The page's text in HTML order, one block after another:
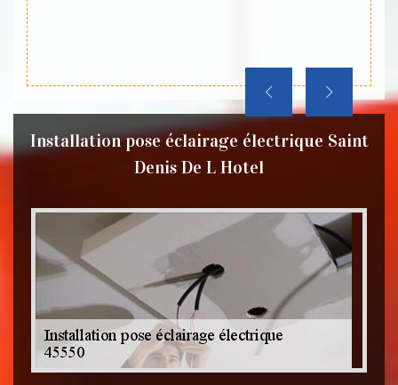
Installation pose éclairage électrique Saint
Denis De L Hotel